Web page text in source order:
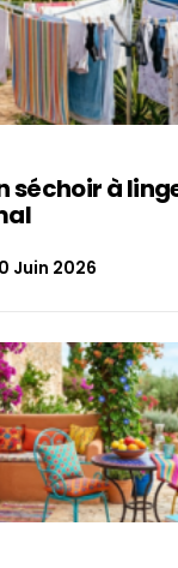
séchoir à
Juin 2026